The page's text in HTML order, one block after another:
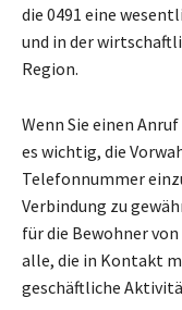
die 0491 eine
und in der
Region.
Wenn Sie einen
es wichtig, die
Telefonnummer
Verbindung zu
für die Bewohner
alle, die in Kontakt
geschäftliche